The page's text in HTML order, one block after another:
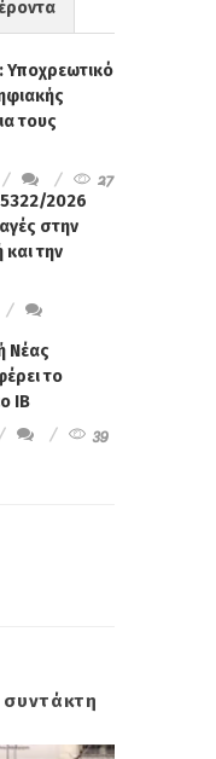
Υποχρεωτικό
τους
27
2026
στην
και την
Νέας
το
IB
39